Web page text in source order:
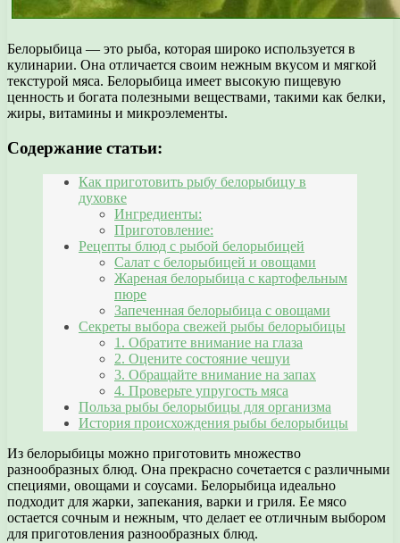
Белорыбица — это рыба, которая широко используется в
кулинарии. Она отличается своим нежным вкусом и мягкой
текстурой мяса. Белорыбица имеет высокую пищевую
ценность и богата полезными веществами, такими как белки,
жиры, витамины и микроэлементы.
Содержание статьи:
Как приготовить рыбу белорыбицу в
духовке
Ингредиенты:
Приготовление:
Рецепты блюд с рыбой белорыбицей
Салат с белорыбицей и овощами
Жареная белорыбица с картофельным
пюре
Запеченная белорыбица с овощами
Секреты выбора свежей рыбы белорыбицы
1. Обратите внимание на глаза
2. Оцените состояние чешуи
3. Обращайте внимание на запах
4. Проверьте упругость мяса
Польза рыбы белорыбицы для организма
История происхождения рыбы белорыбицы
Из белорыбицы можно приготовить множество
разнообразных блюд. Она прекрасно сочетается с различными
специями, овощами и соусами. Белорыбица идеально
подходит для жарки, запекания, варки и гриля. Ее мясо
остается сочным и нежным, что делает ее отличным выбором
для приготовления разнообразных блюд.